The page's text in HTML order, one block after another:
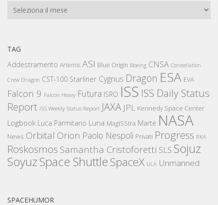
Archivi
TAG
Addestramento Artemis ASI Blue Origin Boeing CNSA Constellation
Crew Dragon CST-100 Starliner Cygnus Dragon ESA EVA
Falcon 9 Falcon Heavy Futura ISRO ISS ISS Daily Status
Report ISS Weekly Status Report JAXA JPL Kennedy Space Center
Logbook Luca Parmitano Luna MagISStra Marte NASA
News Orbital Orion Paolo Nespoli Privati Progress RKA
Roskosmos Samantha Cristoforetti SLS Sojuz
SoyuzSpace ShuttleSpaceX ULA Unmanned
SPACEHUMOR